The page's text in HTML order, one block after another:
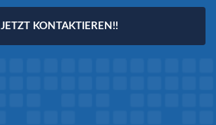
JETZT KONTAKTIEREN!!